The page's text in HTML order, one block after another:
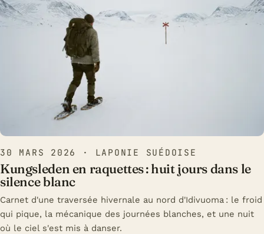
30 MARS 2026 · LAPONIE SUÉDOISE
Kungsleden en raquettes : huit jours dans le
silence blanc
Carnet d'une traversée hivernale au nord d'Idivuoma : le froid
qui pique, la mécanique des journées blanches, et une nuit
où le ciel s'est mis à danser.